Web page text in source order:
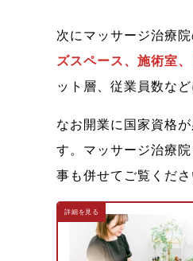
次にマッサージ治療
ズスペース、施術室
ット層、従業員数な
なお開業に国家資格
す。マッサージ治療
事も併せてご覧くださ